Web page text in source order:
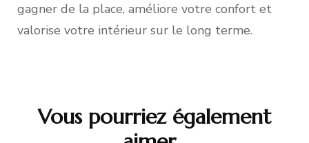
gagner de la place, améliore votre confort et
valorise votre intérieur sur le long terme.
Navigation
Vous pourriez également